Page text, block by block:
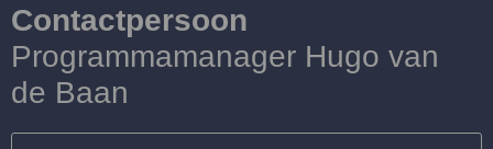
Contactpersoon
Programmamanager Hugo van
de Baan